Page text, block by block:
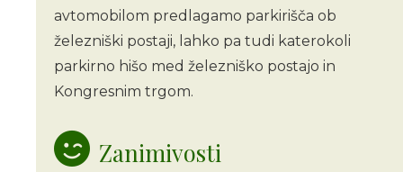
avtomobilom predlagamo parkirišča ob
železniški postaji, lahko pa tudi katerokoli
parkirno hišo med železniško postajo in
Kongresnim trgom.
Zanimivosti